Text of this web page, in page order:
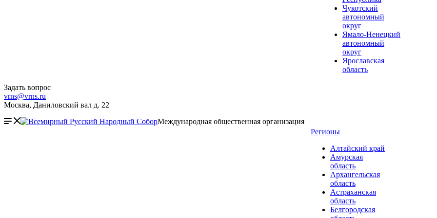
Чукотский
автономный
округ
Ямало-Ненецкий
автономный
округ
Ярославская
область
Задать вопрос
vrns@vrns.ru
Москва, Даниловский вал д. 22
Международная общественная организация
Регионы
Алтайский край
Амурская
область
Архангельская
область
Астраханская
область
Белгородская